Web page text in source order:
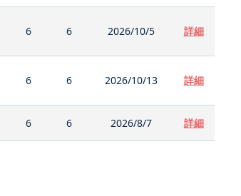
6 6 2026/10/5 詳細
6 6 2026/10/13 詳細
6 6 2026/8/7 詳細